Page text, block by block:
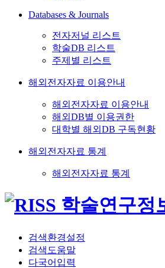
Databases & Journals
전자저널 리스트
학술DB 리스트
주제별 리스트
해외전자자료 이용안내
해외전자자료 이용안내
해외DB별 이용권한
대학별 해외DB 구독현황
해외전자자료 통계
해외전자자료 통계
검색환경설정
검색도움말
다국어입력